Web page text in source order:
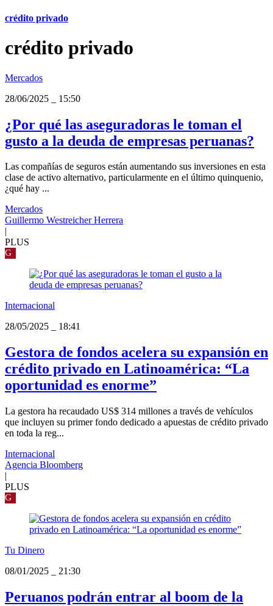
crédito privado
crédito privado
Mercados
28/06/2025
15:50
¿Por qué las aseguradoras le toman el
gusto a la deuda de empresas peruanas?
Las compañías de seguros están aumentando sus inversiones en esta
clase de activo alternativo, particularmente en el último quinquenio,
¿qué hay ...
Mercados
Guillermo Westreicher Herrera
PLUS
G
Internacional
28/05/2025
18:41
Gestora de fondos acelera su expansión en
crédito privado en Latinoamérica: “La
oportunidad es enorme”
La gestora ha recaudado US$ 314 millones a través de vehículos
que incluyen su primer fondo dedicado a apuestas de crédito privado
en toda la reg...
Internacional
Agencia Bloomberg
|
PLUS
G
Tu Dinero
08/01/2025
21:30
Peruanos podrán entrar al boom de la